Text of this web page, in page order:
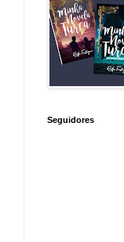
Seguidores